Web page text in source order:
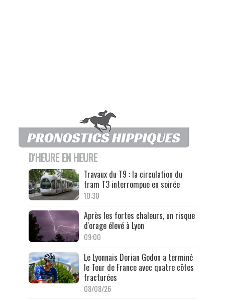
D'HEURE EN HEURE
Travaux du T9 : la circulation du
tram T3 interrompue en soirée
10:30
Après les fortes chaleurs, un risque
d'orage élevé à Lyon
09:00
Le Lyonnais Dorian Godon a terminé
le Tour de France avec quatre côtes
fracturées
08/08/26